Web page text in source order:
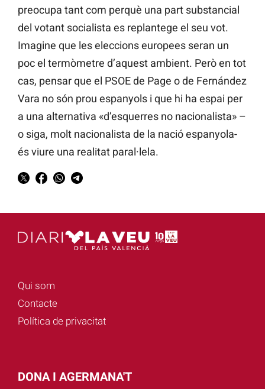
preocupa tant com perquè una part substancial
del votant socialista es replantege el seu vot.
Imagine que les eleccions europees seran un
poc el termòmetre d’aquest ambient. Però en tot
cas, pensar que el PSOE de Page o de Fernández
Vara no són prou espanyols i que hi ha espai per
a una alternativa «d’esquerres no nacionalista» –
o siga, molt nacionalista de la nació espanyola-
és viure una realitat paral·lela.
Qui som
Contacte
Política de privacitat
DONA I AGERMANA'T